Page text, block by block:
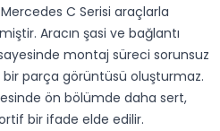
C Serisi araçlarla
Aracın şasi ve bağlantı
montaj süreci sorunsuz
parça görüntüsü oluşturmaz.
ön bölümde daha sert,
bir ifade elde edilir.